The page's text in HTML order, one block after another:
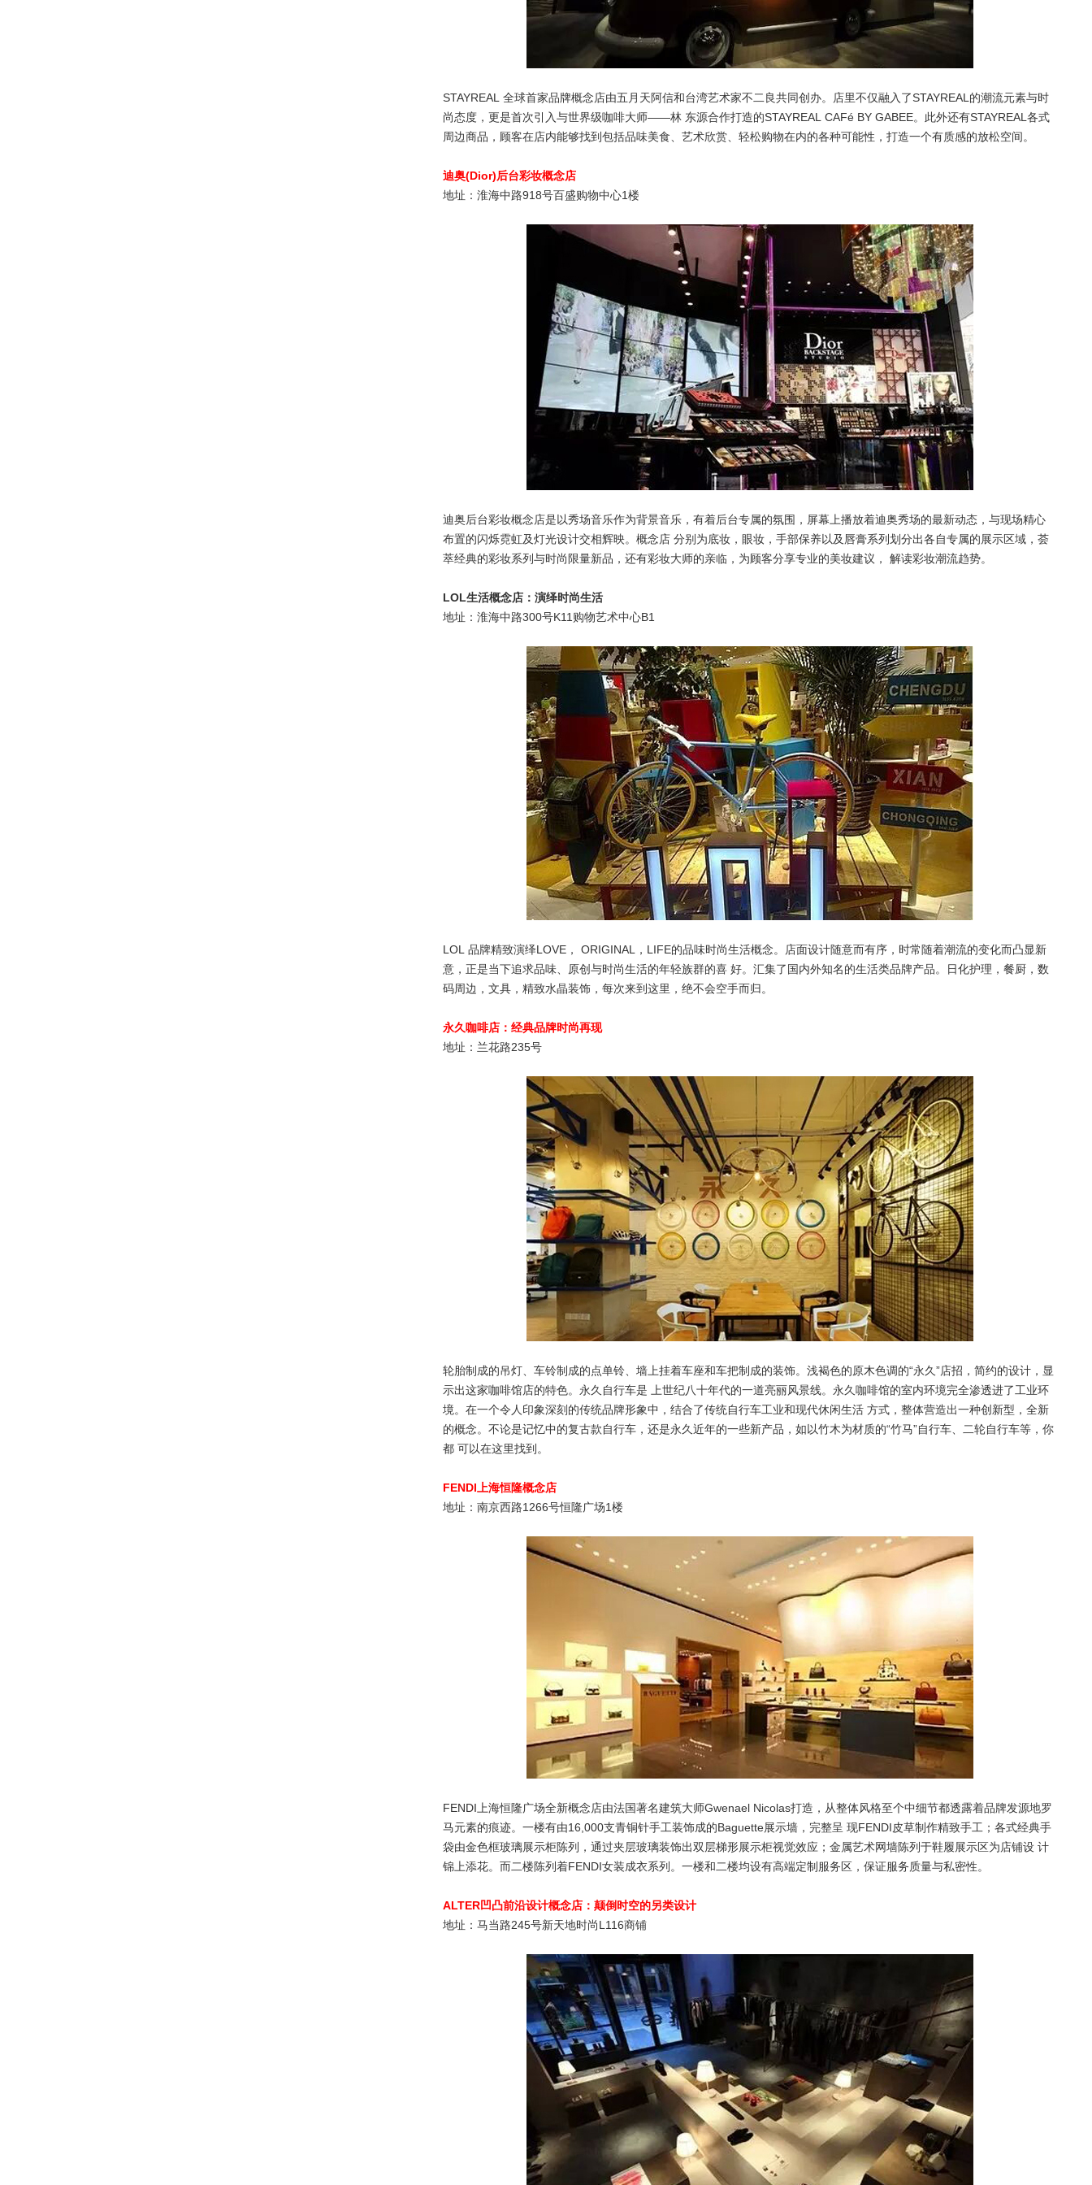
STAYREAL 全球首家品牌概念店由五月天阿信和台湾艺术家不二良共同创办。店里不仅融入了STAYREAL的潮流元素与时
尚态度，更是首次引入与世界级咖啡大师——林 东源合作打造的STAYREAL CAFé BY GABEE。此外还有STAYREAL各式
周边商品，顾客在店内能够找到包括品味美食、艺术欣赏、轻松购物在内的各种可能性，打造一个有质感的放松空间。
迪奥(Dior)后台彩妆概念店
地址：淮海中路918号百盛购物中心1楼
迪奥后台彩妆概念店是以秀场音乐作为背景音乐，有着后台专属的氛围，屏幕上播放着迪奥秀场的最新动态，与现场精心
布置的闪烁霓虹及灯光设计交相辉映。概念店 分别为底妆，眼妆，手部保养以及唇膏系列划分出各自专属的展示区域，荟
萃经典的彩妆系列与时尚限量新品，还有彩妆大师的亲临，为顾客分享专业的美妆建议， 解读彩妆潮流趋势。
LOL生活概念店：演绎时尚生活
地址：淮海中路300号K11购物艺术中心B1
LOL 品牌精致演绎LOVE， ORIGINAL，LIFE的品味时尚生活概念。店面设计随意而有序，时常随着潮流的变化而凸显新
意，正是当下追求品味、原创与时尚生活的年轻族群的喜 好。汇集了国内外知名的生活类品牌产品。日化护理，餐厨，数
码周边，文具，精致水晶装饰，每次来到这里，绝不会空手而归。
永久咖啡店：经典品牌时尚再现
地址：兰花路235号
轮胎制成的吊灯、车铃制成的点单铃、墙上挂着车座和车把制成的装饰。浅褐色的原木色调的“永久”店招，简约的设计，显
示出这家咖啡馆店的特色。永久自行车是 上世纪八十年代的一道亮丽风景线。永久咖啡馆的室内环境完全渗透进了工业环
境。在一个令人印象深刻的传统品牌形象中，结合了传统自行车工业和现代休闲生活 方式，整体营造出一种创新型，全新
的概念。不论是记忆中的复古款自行车，还是永久近年的一些新产品，如以竹木为材质的“竹马”自行车、二轮自行车等，你
都 可以在这里找到。
FENDI上海恒隆概念店
地址：南京西路1266号恒隆广场1楼
FENDI上海恒隆广场全新概念店由法国著名建筑大师Gwenael Nicolas打造，从整体风格至个中细节都透露着品牌发源地罗
马元素的痕迹。一楼有由16,000支青铜针手工装饰成的Baguette展示墙，完整呈 现FENDI皮草制作精致手工；各式经典手
袋由金色框玻璃展示柜陈列，通过夹层玻璃装饰出双层梯形展示柜视觉效应；金属艺术网墙陈列于鞋履展示区为店铺设 计
锦上添花。而二楼陈列着FENDI女装成衣系列。一楼和二楼均设有高端定制服务区，保证服务质量与私密性。
ALTER凹凸前沿设计概念店：颠倒时空的另类设计
地址：马当路245号新天地时尚L116商铺